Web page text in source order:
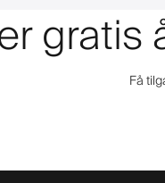
gratis
Få